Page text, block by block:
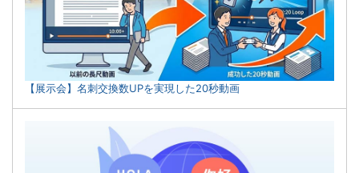
【展示会】名刺交換数UPを実現した20秒動画